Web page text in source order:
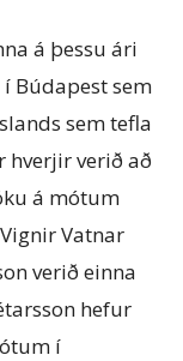
á þessu ári
Búdapest sem
sem tefla
hverjir verið að
á mótum
Vatnar
verið einna
hefur
í